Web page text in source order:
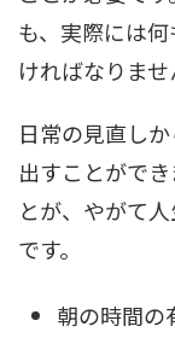
も、実際には
ければなりませ
日常の見直し
出すことがで
とが、やがて
です。
朝の時間の